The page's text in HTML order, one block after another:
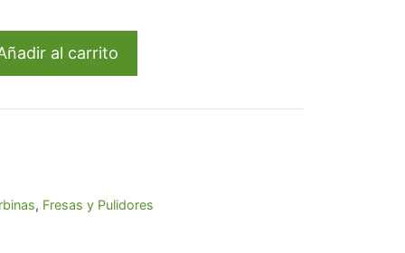
al carrito
, Fresas y Pulidores